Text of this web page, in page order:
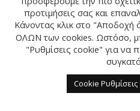
ΣΧΕΤΙΚΆ
προτιμήσεις σας και
Κάνοντας κλικ στο "Αποδοχή
ΟΛΩΝ των cookies. Ωστόσο,
"Ρυθμίσεις cookie" για να
Cookie Ρυθμίσεις